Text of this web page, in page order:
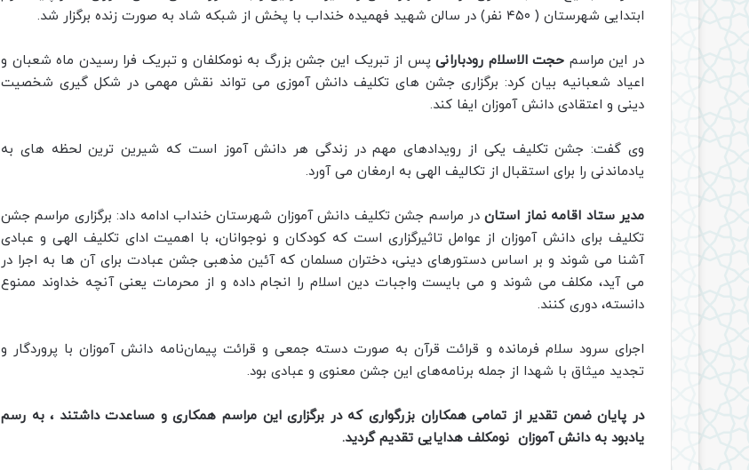
ابتدایی شهرستان ( ۴۵۰ نفر) در سالن شهید فهمیده خنداب با پخش از شبکه شاد به صورت زنده برگزار شد.
در این مراسم حجت الاسلام رودبارانیپس از تبریک این جشن بزرگ به نومکلفان و تبریک فرا رسیدن ماه شعبان و
اعیاد شعبانیه بیان کرد: برگزاری جشن های تکلیف دانش آموزی می تواند نقش مهمی در شکل گیری شخصیت
دینی و اعتقادی دانش آموزان ایفا کند.
وی گفت: جشن تکلیف یکی از رویدادهای مهم در زندگی هر دانش آموز است که شیرین ترین لحظه های به
یادماندنی را برای استقبال از تکالیف الهی به ارمغان می آورد.
مدیر ستاد اقامه نماز استاندر مراسم جشن تکلیف دانش آموزان شهرستان خنداب ادامه داد: برگزاری مراسم جشن
تکلیف برای دانش آموزان از عوامل تاثیرگزاری است که کودکان و نوجوانان، با اهمیت ادای تکلیف الهی و عبادی
آشنا می شوند و بر اساس دستورهای دینی، دختران مسلمان که آئین مذهبی جشن عبادت برای آن ها به اجرا در
می آید، مکلف می شوند و می بایست واجبات دین اسلام را انجام داده و از محرمات یعنی آنچه خداوند ممنوع
دانسته، دوری کنند.
اجرای سرود سلام فرمانده و قرائت قرآن به صورت دسته جمعی و قرائت پیمان‌نامه دانش آموزان با پروردگار و
تجدید میثاق با شهدا از جمله برنامه‌های این جشن معنوی و عبادی بود.
در پایان ضمن تقدیر از تمامی همکاران بزرگواری که در برگزاری این مراسم همکاری و مساعدت داشتند ، به رسم
یادبود به دانش آموزان نومکلف هدایایی تقدیم گردید.